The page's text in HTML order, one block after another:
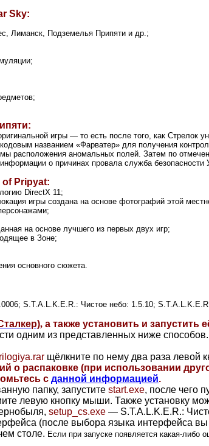
Sky:
Лиманск, Подземелья Припяти и др.;
игры — то есть после того, как
названием «Фарватер» для получения
расположения аномальных полей. Затем по
о причинах провала служба
of Pripyat:
DirectX 11;
игры создана на основе фотографий этой
на основе лучшего из первых двух игр;
в Зоне;
основного сюжета.
S.T.A.L.K.E.R.: Чистое небо: 1.5.10;
, а также установить и запустить
одним из представленных ниже
щёлкните по нему два раза левой
о распаковке (при использовании
с данной информацией.
папку, запустите start.exe, после чего
левую кнопку мыши. Также установку
setup_cs.exe — S.T.A.L.K.E.R.:
(после выбора языка интерфейса вы
столе. Если при запуске появляется какая-либо